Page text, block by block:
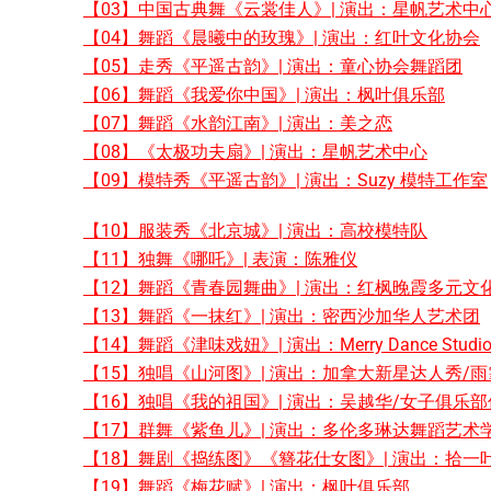
【03】中国古典舞《云裳佳人》| 演出：星帆艺术中
【04】舞蹈《晨曦中的玫瑰》| 演出：红叶文化协会
【05】走秀《平遥古韵》| 演出：童心协会舞蹈团
【06】舞蹈《我爱你中国》| 演出：枫叶俱乐部
【07】舞蹈《水韵江南》| 演出：美之恋
【08】《太极功夫扇》| 演出：星帆艺术中心
【09】模特秀《平遥古韵》| 演出：Suzy 模特工作室
【10】服装秀《北京城》| 演出：高校模特队
【11】独舞《哪吒》| 表演：陈雅仪
【12】舞蹈《青春园舞曲》| 演出：红枫晚霞多元文
【13】舞蹈《一抹红》| 演出：密西沙加华人艺术团
【14】舞蹈《津味戏妞》| 演出：Merry Dance Studio
【15】独唱《山河图》| 演出：加拿大新星达人秀/雨
【16】独唱《我的祖国》| 演出：吴越华/女子俱乐
【17】群舞《紫鱼儿》| 演出：多伦多琳达舞蹈艺术
【18】舞剧《捣练图》《簪花仕女图》| 演出：拾一
【19】舞蹈《梅花赋》| 演出：枫叶俱乐部